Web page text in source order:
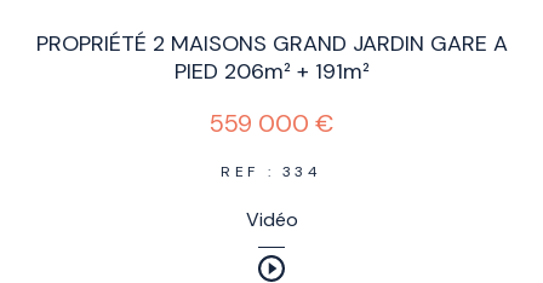
PROPRIÉTÉ 2 MAISONS GRAND JARDIN GARE A
PIED 206m² + 191m²
559 000 €
REF : 334
Vidéo